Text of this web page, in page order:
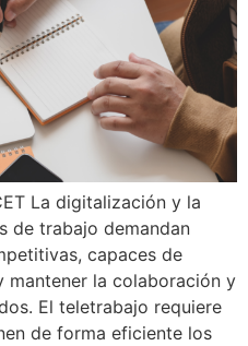
La digitalización y la
de trabajo demandan
capaces de
la colaboración y
El teletrabajo requiere
de forma eficiente los